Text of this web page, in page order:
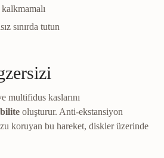
sınırda tutun
multifidus kaslarını
oluşturur. Anti-ekstansiyon
koruyan bu hareket, diskler üzerinde